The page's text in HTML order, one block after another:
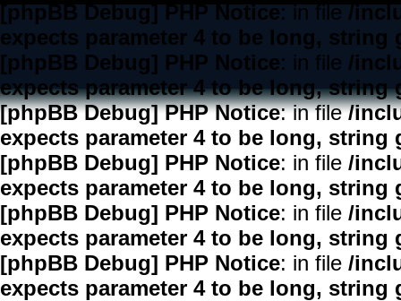
[phpBB Debug] PHP Notice: in file/
expects parameter 4 to be long, string
[phpBB Debug] PHP Notice: in file /
expects parameter 4 to be long, string
[phpBB Debug] PHP Notice: in file/
expects parameter 4 to be long, string
[phpBB Debug] PHP Notice: in file /
expects parameter 4 to be long, string
[phpBB Debug] PHP Notice: in file /
expects parameter 4 to be long, string
[phpBB Debug] PHP Notice: in file /
expects parameter 4 to be long, string